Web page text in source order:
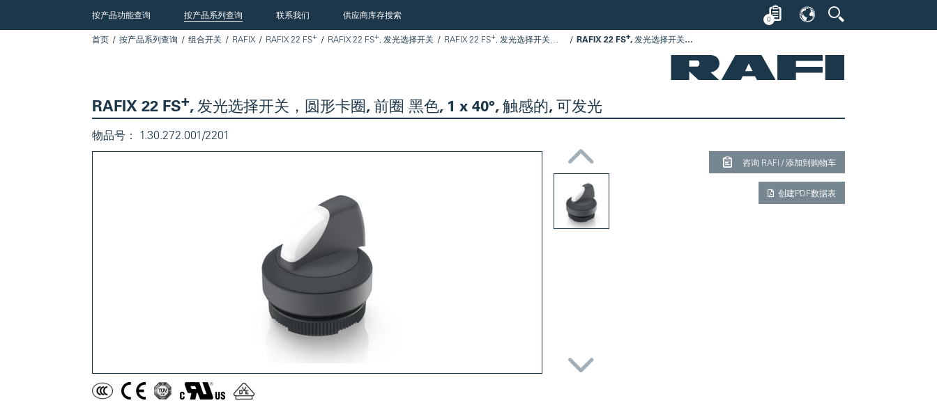
按产品功能查询 按产品系列查询 联系我们 供应商库存搜索 0
首页 按产品系列查询 组合开关 RAFIX RAFIX 22 FS+ RAFIX 22 FS+ , 发光选择开关 RAFIX 22 FS+ , 发光选择开关，圆形卡圈 RAFIX 22 FS+, 发光选择开关，圆形卡圈, 前圈 黑色, 1 x 40°, 触感的, 可发光
RAFIX 22 FS+, 发光选择开关，圆形卡圈, 前圈 黑色, 1 x 40°, 触感的, 可发光
物品号： 1.30.272.001/2201
咨询 RAFI / 添加到购物车
创建PDF数据表